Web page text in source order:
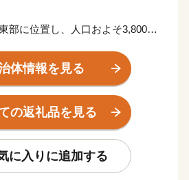
部に位置し、人口およそ3,800
観の美しいまちです。
圏内に位置し、町域の平坦部を
139号線と富士急行線が南北に縦
や甲府盆地からのアクセスも最良
ており、西桂のミネラルウォータ
体情報を見る
の返礼品を見る
に入りに追加する